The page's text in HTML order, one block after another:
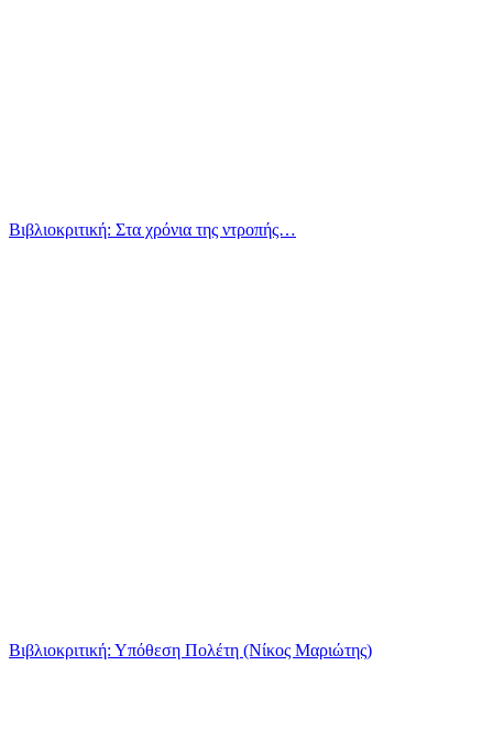
Βιβλιοκριτική: Στα χρόνια της ντροπής…
Βιβλιοκριτική: Υπόθεση Πολέτη (Νίκος Μαριώτης)